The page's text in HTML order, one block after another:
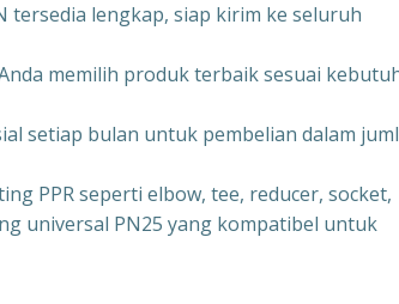
tersedia lengkap, siap kirim ke seluruh
memilih produk terbaik sesuai
setiap bulan untuk pembelian dalam
PPR seperti elbow, tee, reducer, socket,
universal PN25 yang kompatibel untuk